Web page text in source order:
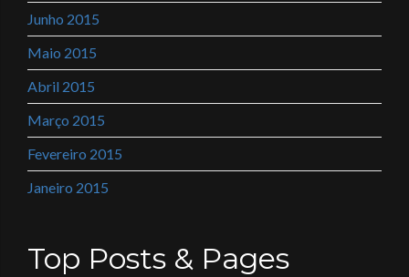
Junho 2015
Maio 2015
Abril 2015
Março 2015
Fevereiro 2015
Janeiro 2015
Top Posts & Pages